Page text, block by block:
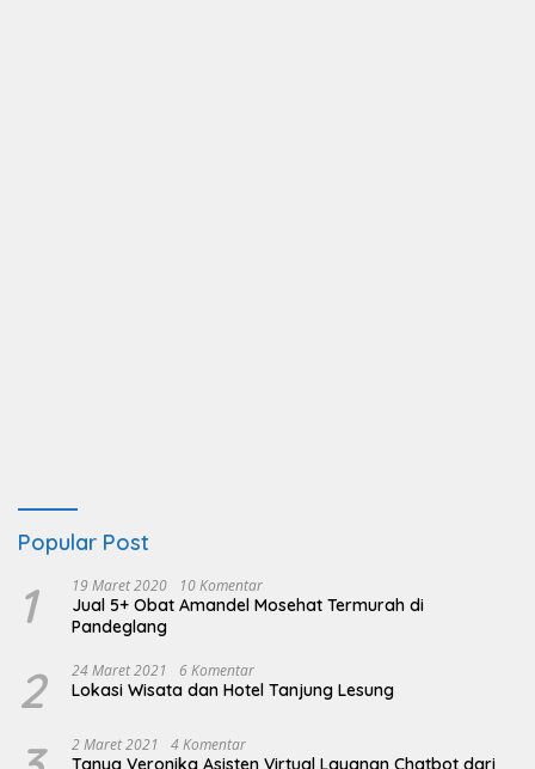
Popular Post
1 19 Maret 2020 10 Komentar
Jual 5+ Obat Amandel Mosehat Termurah di
Pandeglang
2 24 Maret 2021 6 Komentar
Lokasi Wisata dan Hotel Tanjung Lesung
2 Maret 2021 4 Komentar
Tanya Veronika Asisten Virtual Layanan Chatbot dari